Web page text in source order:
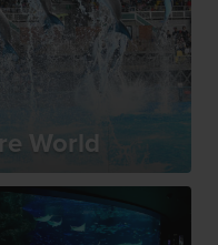
World